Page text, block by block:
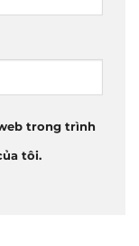
trong trình
tôi.